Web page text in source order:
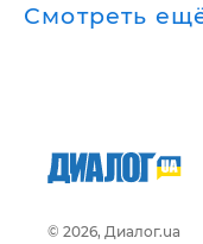
Смотреть
© 2026, Диалог.ua